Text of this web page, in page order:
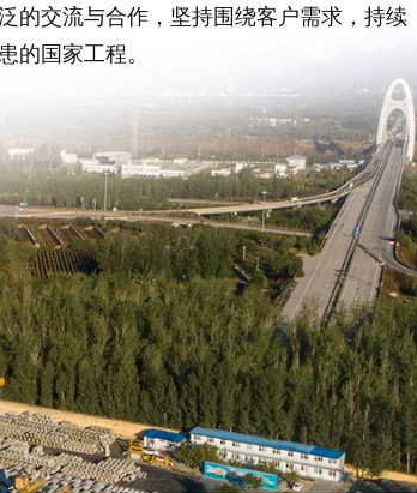
的交流与合作，坚持围绕客户需求，持续
国家工程。